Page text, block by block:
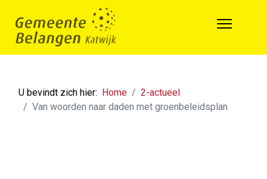
U bevindt zich hier: Home
2-actueel
Van woorden naar daden met groenbeleidsplan